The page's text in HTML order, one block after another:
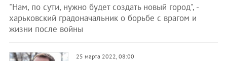
"Нам, по сути, нужно будет создать новый город", -
харьковский градоначальник о борьбе с врагом и
жизни после войны
25 марта 2022, 08:00